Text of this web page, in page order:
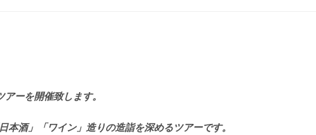
ーを開催致します。
酒」「ワイン」造りの造詣を深めるツアーです。